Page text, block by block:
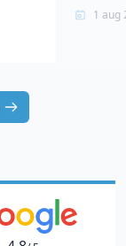
1 aug